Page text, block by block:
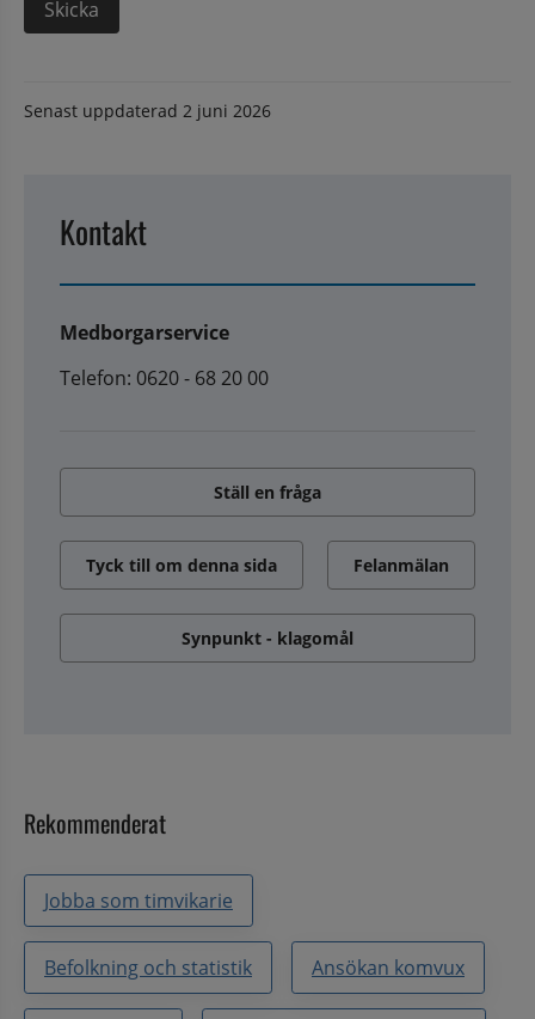
Senast uppdaterad 2 juni 2026
Kontakt
Medborgarservice
Telefon: 0620 - 68 20 00
Ställ en fråga
Tyck till om denna sida Felanmälan
Synpunkt - klagomål
Rekommenderat
Jobba som timvikarie
Befolkning och statistik Ansökan komvux